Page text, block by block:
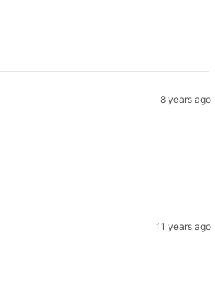
8 years ago
11 years ago